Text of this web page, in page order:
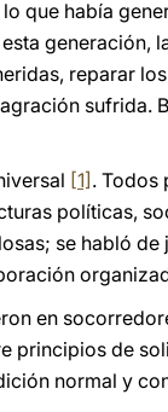
que había
generación,
reparar
sufrida.
[1] . Todos
políticas,
se habló de
en
principios de
normal y